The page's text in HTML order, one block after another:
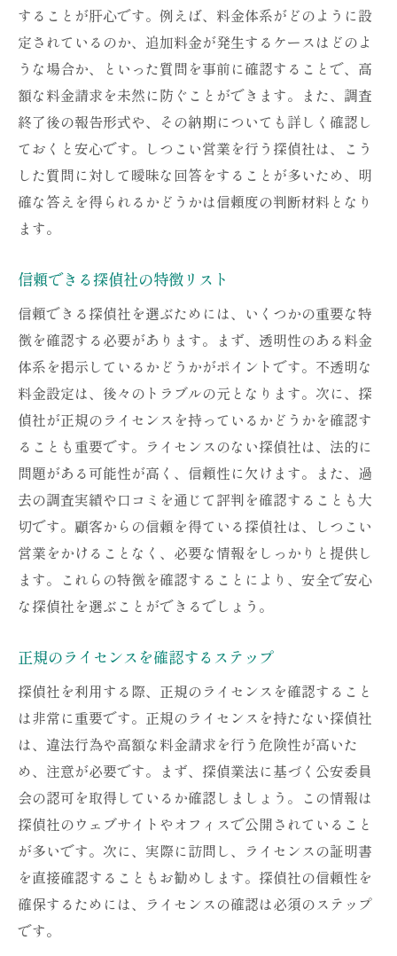
高額請求の理由を確認するアプローチ
料金交渉の際の注意点
料金トラブルの解決策
料金設定に関するFAQ
探偵社との契約前に確認するべき重要な事項
ライセンスと認可の確認方法
契約前の質問リスト
契約時に家族や専門家に相談するメリット
ベストな契約条件を確保する交渉術
悪徳探偵社の手口を知り安心な調査を依頼する
悪徳探偵社の典型的な手口
安心できる探偵社の選定基準
探偵社とのコミュニケーションのコツ
信頼できる探偵社との長期関係の築き方
悪徳業者から身を守るための情報収集法
安心調査を実現するためのチェックリスト
適切な探偵社選びが安心をもたらすその理由
信頼できる探偵社が与える安心感
調査結果の精度と信頼性の重要性
適切な選択がトラブルを防ぐ理由
最適な探偵社選びがもたらす利益
することが肝心です。例えば、料金体系がどのように設
定されているのか、追加料金が発生するケースはどのよ
うな場合か、といった質問を事前に確認することで、高
額な料金請求を未然に防ぐことができます。また、調査
終了後の報告形式や、その納期についても詳しく確認し
ておくと安心です。しつこい営業を行う探偵社は、こう
した質問に対して曖昧な回答をすることが多いため、明
確な答えを得られるかどうかは信頼度の判断材料となり
ます。
信頼できる探偵社の特徴リスト
信頼できる探偵社を選ぶためには、いくつかの重要な特
徴を確認する必要があります。まず、透明性のある料金
体系を掲示しているかどうかがポイントです。不透明な
料金設定は、後々のトラブルの元となります。次に、探
偵社が正規のライセンスを持っているかどうかを確認す
ることも重要です。ライセンスのない探偵社は、法的に
問題がある可能性が高く、信頼性に欠けます。また、過
去の調査実績や口コミを通じて評判を確認することも大
切です。顧客からの信頼を得ている探偵社は、しつこい
営業をかけることなく、必要な情報をしっかりと提供し
ます。これらの特徴を確認することにより、安全で安心
な探偵社を選ぶことができるでしょう。
正規のライセンスを確認するステップ
探偵社を利用する際、正規のライセンスを確認すること
は非常に重要です。正規のライセンスを持たない探偵社
は、違法行為や高額な料金請求を行う危険性が高いた
め、注意が必要です。まず、探偵業法に基づく公安委員
会の認可を取得しているか確認しましょう。この情報は
探偵社のウェブサイトやオフィスで公開されていること
が多いです。次に、実際に訪問し、ライセンスの証明書
を直接確認することもお勧めします。探偵社の信頼性を
確保するためには、ライセンスの確認は必須のステップ
です。